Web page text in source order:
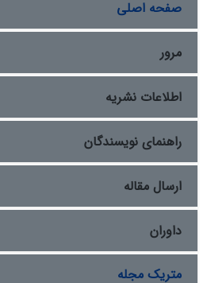
شانزدهم میلادی، مورد نقد و بررسی
پژوهش حاضر با بررسی تاریخی
تاریخ عثمانی، با تلفیق
نقطه‌نظرات منتقدان معاصر،
عثمانی طراحی پیشنهاد می‌کند که
مقاطعی خُردتر و مجموعاً بیست
تا ضمن برخورداری از سازگاری با
تاریخ عثمانی به‌شکلی مطلوب
صفحه اصلی
مرور
اطلاعات نشریه
راهنمای نویسندگان
ارسال مقاله
داوران
متریک مجله